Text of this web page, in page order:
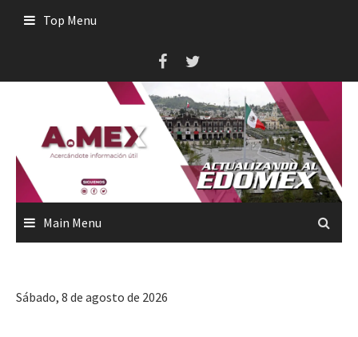
Top Menu
Main Menu
Sábado, 8 de agosto de 2026